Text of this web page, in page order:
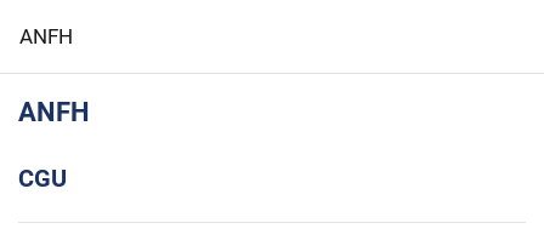
ANFH
ANFH
CGU